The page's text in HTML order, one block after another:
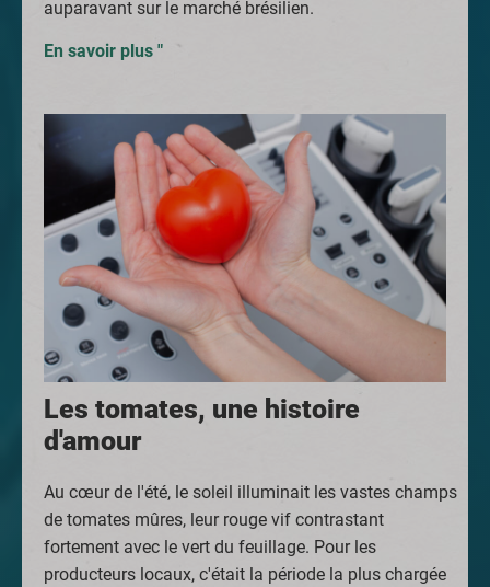
auparavant sur le marché brésilien.
En savoir plus "
Les tomates, une histoire
d'amour
Au cœur de l'été, le soleil illuminait les vastes champs
de tomates mûres, leur rouge vif contrastant
fortement avec le vert du feuillage. Pour les
producteurs locaux, c'était la période la plus chargée